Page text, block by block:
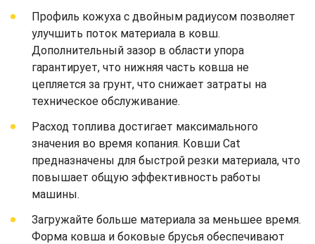
Профиль кожуха с двойным радиусом позволяет
улучшить поток материала в ковш.
Дополнительный зазор в области упора
гарантирует, что нижняя часть ковша не
цепляется за грунт, что снижает затраты на
техническое обслуживание.
Расход топлива достигает максимального
значения во время копания. Ковши Cat
предназначены для быстрой резки материала, что
повышает общую эффективность работы
машины.
Загружайте больше материала за меньшее время.
Форма ковша и боковые брусья обеспечивают